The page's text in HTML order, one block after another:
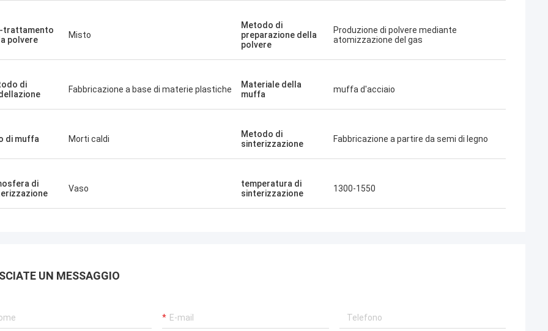
trattamento
polvere
Misto
Metodo di
preparazione della
polvere
Produzione di polvere mediante
atomizzazione del gas
di
Fabbricazione a base di materie plastiche
Materiale della
muffa
muffa d'acciaio
di muffa Morti caldi
Metodo di
sinterizzazione
Fabbricazione a partire da semi di legno
di
Vaso
temperatura di
sinterizzazione
1300-1550
UN MESSAGGIO